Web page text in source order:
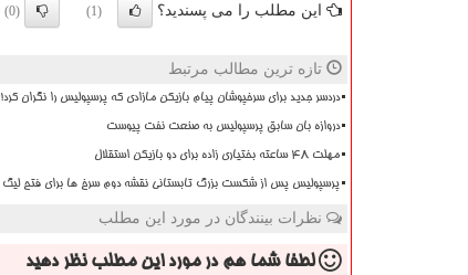
این مطلب را می پسندید؟ (1)
(0)
تازه ترین مطالب مرتبط
دردسر جدید برای سرخپوشان پیام بازیکن مازادی که پرسپولیس را نگران کرد!
دروازه بان سابق پرسپولیس به صنعت نفت پیوست
مهلت 48 ساعته بختیاری زاده برای دو بازیکن استقلال
پرسپولیس پس از شکست بزرگ تابستانی نقشه دوم سرخ ها برای فتح لیگ
نظرات بینندگان در مورد این مطلب
لطفا شما همدر مورد این مطلب نظر دهید